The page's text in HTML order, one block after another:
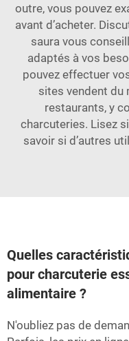
outre, vous pouvez
avant d’acheter.
saura vous
adaptés à vos
pouvez effectuer
sites vendent du
restaurants, y
charcuteries. Lisez
savoir si d’autres
Quelles
pour charcuterie
alimentaire ?
N'oubliez pas de